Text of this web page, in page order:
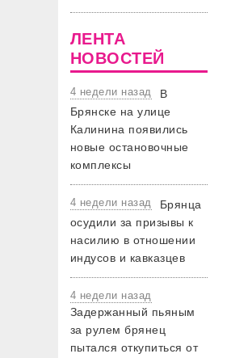
ЛЕНТА
НОВОСТЕЙ
4 недели назад
В
Брянске на улице
Калинина появились
новые остановочные
комплексы
4 недели назад
Брянца
осудили за призывы к
насилию в отношении
индусов и кавказцев
4 недели назад
Задержанный пьяным
за рулем брянец
пытался откупиться от